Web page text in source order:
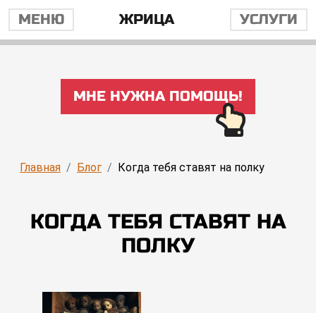
МЕНЮ ЖРИЦА УСЛУГИ
МНЕ НУЖНА ПОМОЩЬ!
Главная Блог Когда тебя ставят на полку
КОГДА ТЕБЯ СТАВЯТ НА
ПОЛКУ